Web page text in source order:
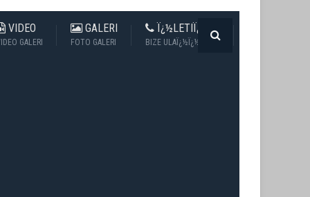
VIDEO
GALERI
GALERI
FOTO GALERI
Ï¿½LETIÏ¿½IM
BIZE ULAÏ¿½Ï¿½N